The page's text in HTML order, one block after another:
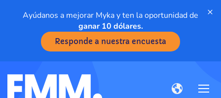
Ayúdanos a mejorar Myka y ten la oportunidad de
ganar 10 dólares.
Responde a nuestra encuesta
×